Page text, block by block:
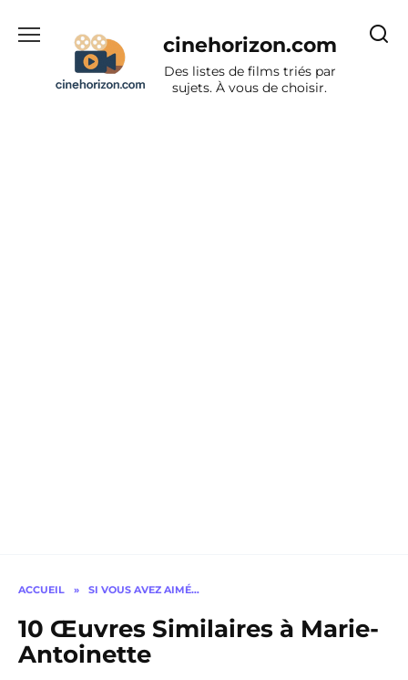
cinehorizon.com
Des listes de films triés par
sujets. À vous de choisir.
ACCUEIL » SI VOUS AVEZ AIMÉ…
10 Œuvres Similaires à Marie-
Antoinette